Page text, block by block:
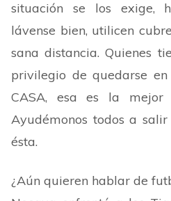
situación se los exige,
lávense bien, utilicen
sana distancia. Quienes
privilegio de quedarse en
CASA, esa es la mejor
Ayudémonos todos a
ésta.
¿Aún quieren hablar de